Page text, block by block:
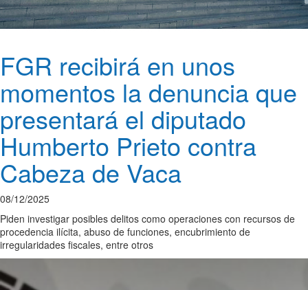
FGR recibirá en unos
momentos la denuncia que
presentará el diputado
Humberto Prieto contra
Cabeza de Vaca
08/12/2025
Piden investigar posibles delitos como operaciones con recursos de
procedencia ilícita, abuso de funciones, encubrimiento de
irregularidades fiscales, entre otros